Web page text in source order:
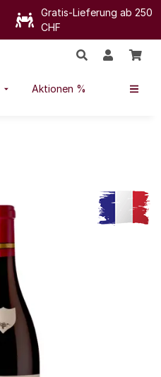
Gratis-Lieferung ab 250
CHF
Aktionen %